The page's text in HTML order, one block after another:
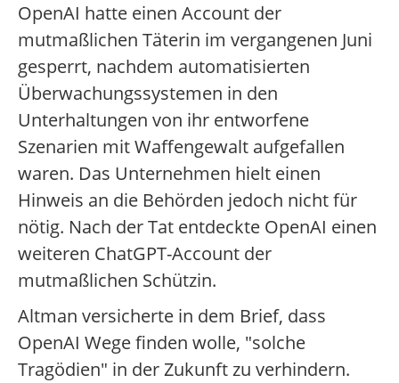
OpenAI hatte einen Account der
mutmaßlichen Täterin im vergangenen Juni
gesperrt, nachdem automatisierten
Überwachungssystemen in den
Unterhaltungen von ihr entworfene
Szenarien mit Waffengewalt aufgefallen
waren. Das Unternehmen hielt einen
Hinweis an die Behörden jedoch nicht für
nötig. Nach der Tat entdeckte OpenAI einen
weiteren ChatGPT-Account der
mutmaßlichen Schützin.
Altman versicherte in dem Brief, dass
OpenAI Wege finden wolle, "solche
Tragödien" in der Zukunft zu verhindern.